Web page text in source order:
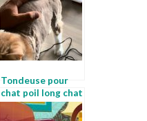
Tondeuse pour
chat poil long chat
noir